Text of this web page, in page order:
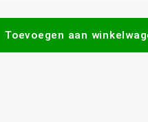
Toevoegen aan